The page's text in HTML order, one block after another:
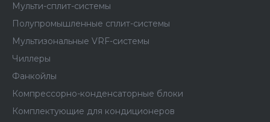
Мульти-сплит-системы
Полупромышленные сплит-системы
Мультизональные VRF-системы
Чиллеры
Фанкойлы
Компрессорно-конденсаторные блоки
Комплектующие для кондиционеров